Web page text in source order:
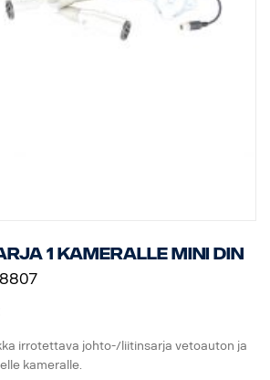
1 kameralle MINI DIN
irrotettava johto-/liitinsarja vetoauton ja
kameralle.